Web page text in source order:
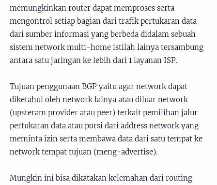
memungkinkan router dapat memproses serta
mengontrol setiap bagian dari trafik pertukaran data
dari sumber informasi yang berbeda didalam sebuah
sistem network multi-home istilah lainya tersambung
antara satu jaringan ke lebih dari 1 layanan ISP.
Tujuan penggunaan BGP yaitu agar network dapat
diketahui oleh network lainya atau diluar network
(upsteram provider atau peer) terkait pemilihan jalur
pertukaran data atau porsi dari address network yang
meminta izin serta membawa data dari satu tempat ke
network tempat tujuan (meng-advertise).
Mungkin ini bisa dikatakan kelemahan dari routing